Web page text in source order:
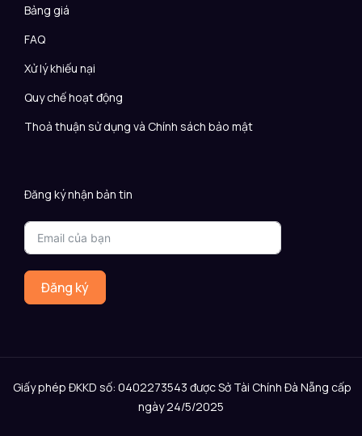
Bảng giá
FAQ
Xử lý khiếu nại
Quy chế hoạt động
Thoả thuận sử dụng và Chính sách bảo mật
Đăng ký nhận bản tin
Đăng ký
Giấy phép ĐKKD số: 0402273543 được Sở Tài Chính Đà Nẵng cấp
ngày 24/5/2025